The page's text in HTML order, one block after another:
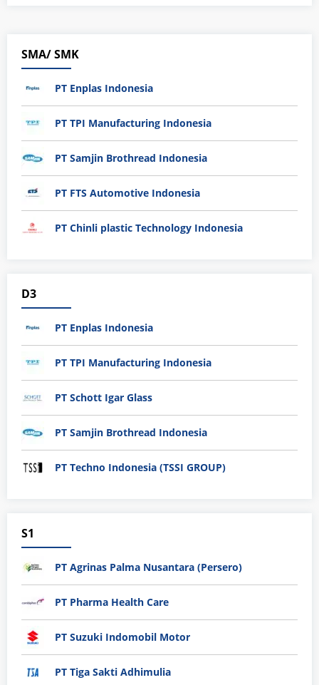
SMA/ SMK
PT Enplas Indonesia
PT TPI Manufacturing Indonesia
PT Samjin Brothread Indonesia
PT FTS Automotive Indonesia
PT Chinli plastic Technology Indonesia
D3
PT Enplas Indonesia
PT TPI Manufacturing Indonesia
PT Schott Igar Glass
PT Samjin Brothread Indonesia
PT Techno Indonesia (TSSI GROUP)
S1
PT Agrinas Palma Nusantara (Persero)
PT Pharma Health Care
PT Suzuki Indomobil Motor
PT Tiga Sakti Adhimulia